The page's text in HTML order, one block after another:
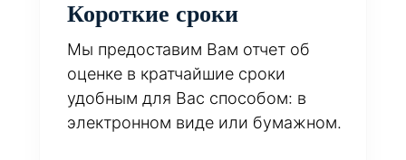
Короткие сроки
Мы предоставим Вам отчет об
оценке в кратчайшие сроки
удобным для Вас способом: в
электронном виде или бумажном.